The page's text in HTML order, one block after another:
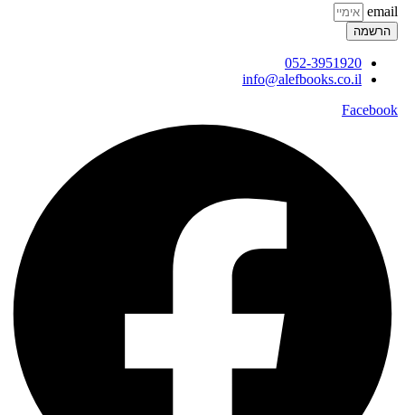
email
הרשמה
052-3951920
info@alefbooks.co.il
Facebook